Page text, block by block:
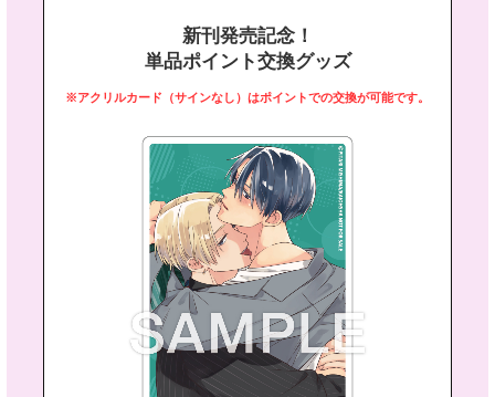
新刊発売記念！
単品ポイント交換グッズ
※アクリルカード（サインなし）はポイントでの交換が可能です。